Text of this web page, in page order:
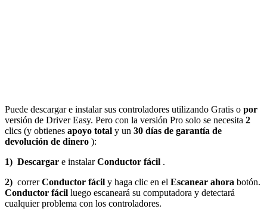
Puede descargar e instalar sus controladores utilizando Gratis o por
versión de Driver Easy. Pero con la versión Pro solo se necesita 2
clics (y obtienes apoyo total y un 30 días de garantía de
devolución de dinero ):
1) Descargar e instalar Conductor fácil .
2) correr Conductor fácil y haga clic en el Escanear ahora botón.
Conductor fácil luego escaneará su computadora y detectará
cualquier problema con los controladores.